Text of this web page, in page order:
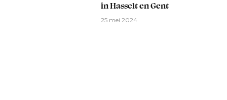
in Hasselt en Gent
25 mei 2024